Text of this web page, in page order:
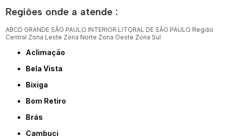
Regiões onde a atende :
ABCD GRANDE SÃO PAULO INTERIOR LITORAL DE SÃO PAULO Região
Central Zona Leste Zona Norte Zona Oeste Zona Sul
Aclimação
Bela Vista
Bixiga
Bom Retiro
Brás
Cambuci